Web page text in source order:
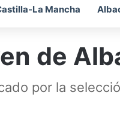
La Mancha
de
por la